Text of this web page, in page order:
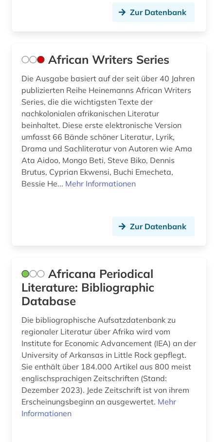
dialektologie (2)
dichtung (1)
didaktik (1)
didaktik der deutschen sprache (1)
die linkshändige frau (1)
digitalisierung (1)
discovery service (1)
dokumentarfilm (1)
dolmetschen (3)
drama (11)
dramatikerin (1)
Zur Datenbank
African Writers Series
Die Ausgabe basiert auf der seit über 40 Jahren
publizierten Reihe Heinemanns African Writers
Series, die die wichtigsten Texte der
nachkolonialen afrikanischen Literatur
beinhaltet. Diese erste elektronische Version
umfasst 66 Bände schöner Literatur, Lyrik,
Drama und Sachliteratur von Autoren wie Ama
Ata Aidoo, Mongo Beti, Steve Biko, Dennis
Brutus, Cyprian Ekwensi, Buchi Emecheta,
Bessie He... Mehr Informationen
Zur Datenbank
Africana Periodical
Literature: Bibliographic
Database
Die bibliographische Aufsatzdatenbank zu
regionaler Literatur über Afrika wird vom
Institute for Economic Advancement (IEA) an der
University of Arkansas in Little Rock gepflegt.
Sie enthält über 184.000 Artikel aus 800 meist
englischsprachigen Zeitschriften (Stand:
Dezember 2023). Jede Zeitschrift ist von ihrem
Erscheinungsbeginn an ausgewertet. Mehr
Informationen